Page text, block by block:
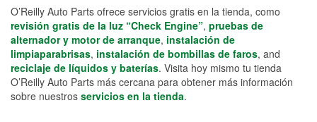
O’Reilly Auto Parts ofrece servicios gratis en la tienda, como
revisión gratis de la luz “Check Engine”, pruebas de
alternador y motor de arranque, instalación de
limpiaparabrisas, instalación de bombillas de faros, and
reciclaje de líquidos y baterías. Visita hoy mismo tu tienda
O’Reilly Auto Parts más cercana para obtener más información
sobre nuestros servicios en la tienda.